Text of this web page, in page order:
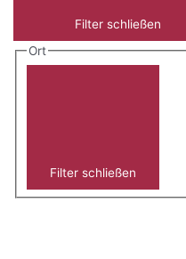
Filter schließen
Ort
Filter schließen